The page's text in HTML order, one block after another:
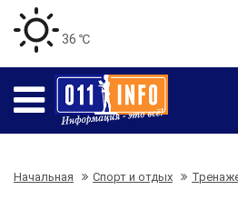
36 ℃
Начальная Спорт и отдых